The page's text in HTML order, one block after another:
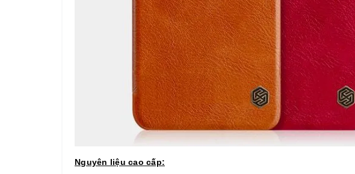
Nguyên liệu cao cấp: